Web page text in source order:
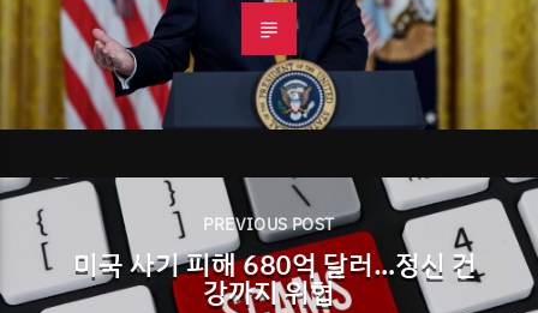
PREVIOUS POST
미국 사기 피해 680억 달러…정신 건
강까지 위협